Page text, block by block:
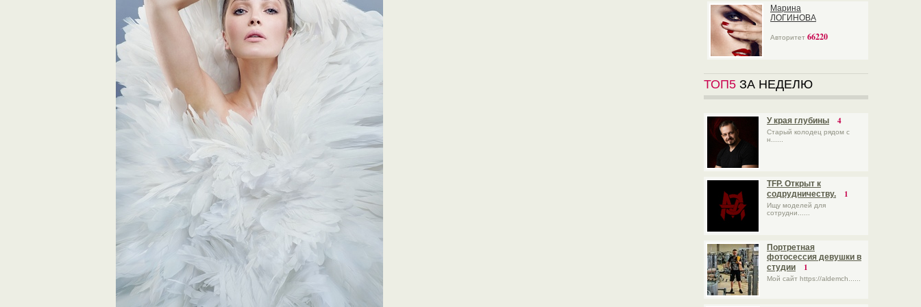
Марина
ЛОГИНОВА
Авторитет 66220
ТОП5 ЗА НЕДЕЛЮ
У края глубины 4
Старый колодец рядом с
н......
TFP. Открыт к
содрудничеству.
1
Ищу моделей для
сотрудни......
Портретная
фотосессия девушки в
студии
1
Мой сайт https://aldemch......